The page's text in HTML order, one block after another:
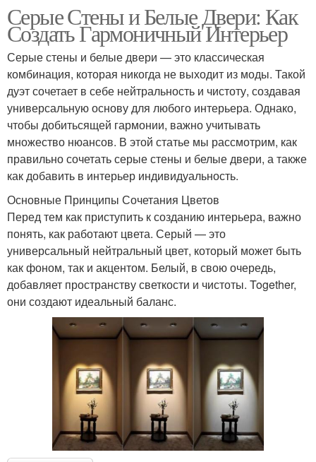
Серые Стены и Белые Двери: Как
Создать Гармоничный Интерьер
Серые стены и белые двери — это классическая
комбинация, которая никогда не выходит из моды. Такой
дуэт сочетает в себе нейтральность и чистоту, создавая
универсальную основу для любого интерьера. Однако,
чтобы добитьсящей гармонии, важно учитывать
множество нюансов. В этой статье мы рассмотрим, как
правильно сочетать серые стены и белые двери, а также
как добавить в интерьер индивидуальность.
Основные Принципы Сочетания Цветов
Перед тем как приступить к созданию интерьера, важно
понять, как работают цвета. Серый — это
универсальный нейтральный цвет, который может быть
как фоном, так и акцентом. Белый, в свою очередь,
добавляет пространству светкости и чистоты. Together,
они создают идеальный баланс.